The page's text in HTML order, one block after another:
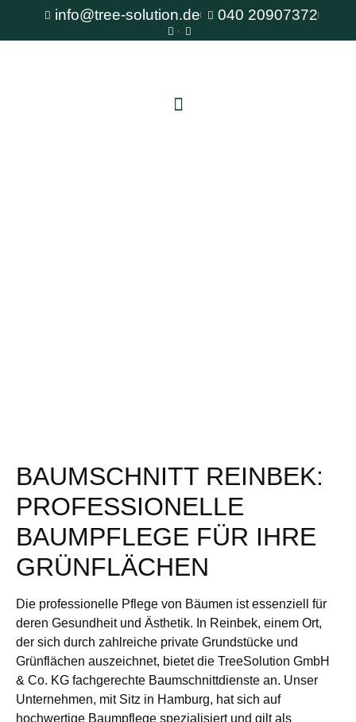
info@tree-solution.de 040 20907372
BAUMSCHNITT REINBEK:
PROFESSIONELLE
BAUMPFLEGE FÜR IHRE
GRÜNFLÄCHEN
Die professionelle Pflege von Bäumen ist essenziell für
deren Gesundheit und Ästhetik. In Reinbek, einem Ort,
der sich durch zahlreiche private Grundstücke und
Grünflächen auszeichnet, bietet die TreeSolution GmbH
& Co. KG fachgerechte Baumschnittdienste an. Unser
Unternehmen, mit Sitz in Hamburg, hat sich auf
hochwertige Baumpflege spezialisiert und gilt als